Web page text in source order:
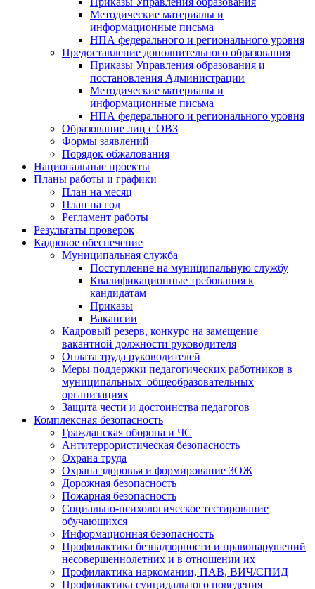
Методические материалы и
информационные письма
НПА федерального и регионального уровня
Предоставление дополнительного образования
Приказы Управления образования и
постановления Администрации
Методические материалы и
информационные письма
НПА федерального и регионального уровня
Образование лиц с ОВЗ
Формы заявлений
Порядок обжалования
Национальные проекты
Планы работы и графики
План на месяц
План на год
Регламент работы
Результаты проверок
Кадровое обеспечение
Муниципальная служба
Поступление на муниципальную службу
Квалификационные требования к
кандидатам
Приказы
Вакансии
Кадровый резерв, конкурс на замещение
вакантной должности руководителя
Оплата труда руководителей
Меры поддержки педагогических работников в
муниципальных общеобразовательных
организациях
Защита чести и достоинства педагогов
Комплексная безопасность
Гражданская оборона и ЧС
Антитеррористическая безопасность
Охрана труда
Охрана здоровья и формирование ЗОЖ
Дорожная безопасность
Пожарная безопасность
Социально-психологическое тестирование
обучающихся
Информационная безопасность
Профилактика безнадзорности и правонарушений
несовершеннолетних и в отношении их
Профилактика наркомании, ПАВ, ВИЧ/СПИД
Профилактика суицидального поведения